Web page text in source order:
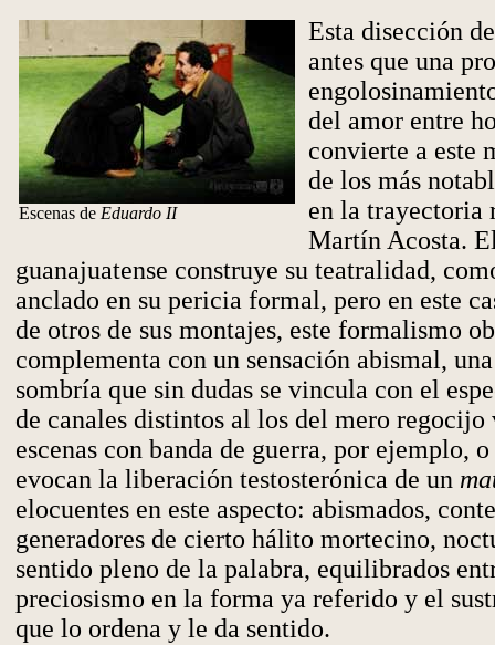
Escenas de Eduardo II
Esta disección
antes que una
del amor entre
convierte a este
de los más
en la trayectoria
Martín Acosta.
guanajuatense construye su teatralidad,
anclado en su pericia formal, pero en este
de otros de sus montajes, este formalismo
complementa con un sensación abismal,
sombría que sin dudas se vincula con el
de canales distintos al los del mero regocijo
escenas con banda de guerra, por ejemplo,
evocan la liberación testosterónica de un
elocuentes en este aspecto: abismados,
generadores de cierto hálito mortecino,
sentido pleno de la palabra, equilibrados
preciosismo en la forma ya referido y el
que lo ordena y le da sentido.